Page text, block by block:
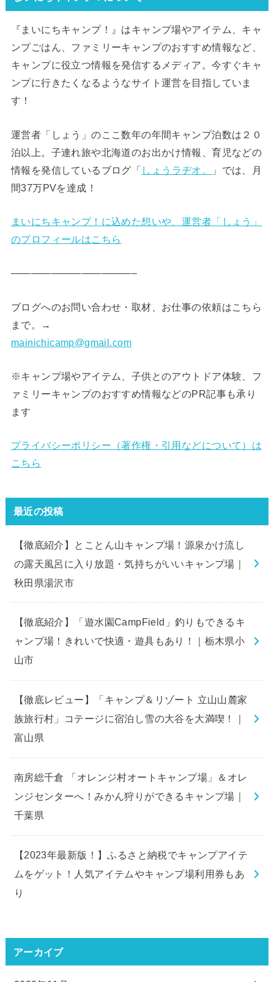
『まいにちキャンプ！』はキャンプ場やアイテム、キャ
ンプごはん、ファミリーキャンプのおすすめ情報など、
キャンプに役立つ情報を発信するメディア。今すぐキャ
ンプに行きたくなるようなサイト運営を目指していま
す！
運営者「しょう」のここ数年の年間キャンプ泊数は２０
泊以上。子連れ旅や北海道のお出かけ情報、育児などの
情報を発信しているブログ「 しょうラヂオ。
」では、月
間37万PVを達成！
まいにちキャンプ！に込めた想いや、運営者「しょう」
のプロフィールはこちら
————————————–
ブログへのお問い合わせ・取材、お仕事の依頼はこちら
まで。→
mainichicamp@gmail.com
※キャンプ場やアイテム、子供とのアウトドア体験、フ
ァミリーキャンプのおすすめ情報などのPR記事も承り
ます
プライバシーポリシー（著作権・引用などについて）は
こちら
最近の投稿
【徹底紹介】とことん山キャンプ場！源泉かけ流し
の露天風呂に入り放題・気持ちがいいキャンプ場｜
秋田県湯沢市
【徹底紹介】「遊水園CampField」釣りもできるキ
ャンプ場！きれいで快適・遊具もあり！｜栃木県小
山市
【徹底レビュー】「キャンプ＆リゾート 立山山麓家
族旅行村」コテージに宿泊し雪の大谷を大満喫！｜
富山県
南房総千倉 「オレンジ村オートキャンプ場」＆オレ
ンジセンターへ！みかん狩りができるキャンプ場｜
千葉県
【2023年最新版！】ふるさと納税でキャンプアイテ
ムをゲット！人気アイテムやキャンプ場利用券もあ
り
アーカイブ